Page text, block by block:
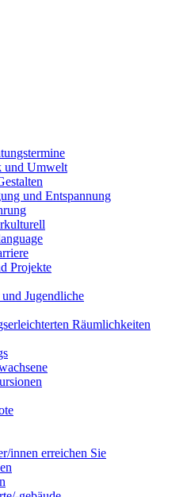
und Umwelt
und Entspannung
Projekte
Jugendliche
Räumlichkeiten
innen erreichen Sie